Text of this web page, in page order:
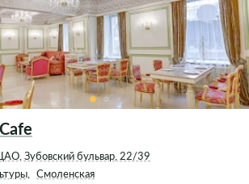
Зубовский бульвар, 22/39
Смоленская